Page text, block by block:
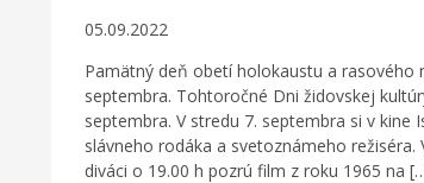
05.09.2022
Pamätný deň obetí holokaustu a rasového
septembra. Tohtoročné Dni židovskej
septembra. V stredu 7. septembra si v kine
slávneho rodáka a svetoznámeho
diváci o 19.00 h pozrú film z roku 1965 na